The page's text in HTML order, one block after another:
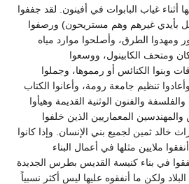
أثناء غياب البابوات في أفينون. لقد جففوا
بل بأيدي غيرهم وهم مستريحون) ورصفوا
ومهدوا الطرق، وأصلحوا موارد مياه
ومتحف الكابينول، ووسعوا
وبنوا الكنائس أو رمموها، وجملوا
تنظيم جامعة رومة، وأعانوا الكتاب
والفنون الوثنية القديمة وهيأوا
والمهندسين المعماريين الذين خلفوا
خالد ثمين لجميع بني الإنسان. وإذا كانوا
ملايين مثلها في أعمال البناء
في بناء كنيسة القديس بطرس الجديدة
ولكن ما أنفقوه عليها ليس أكثر نسبياً